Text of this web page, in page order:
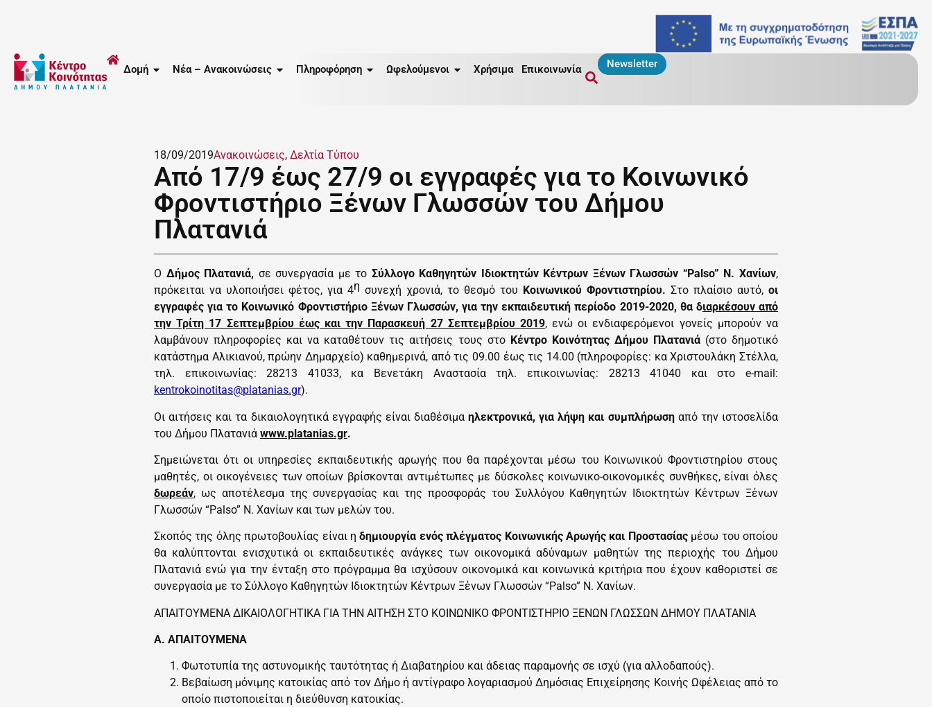
Δομή Νέα – Ανακοινώσεις Πληροφόρηση Ωφελούμενοι Χρήσιμα Επικοινωνία Newsletter
18/09/2019Ανακοινώσεις, Δελτία Τύπου
Από 17/9 έως 27/9 οι εγγραφές για το Κοινωνικό
Φροντιστήριο Ξένων Γλωσσών του Δήμου
Πλατανιά
Ο Δήμος Πλατανιά, σε συνεργασία με το Σύλλογο Καθηγητών Ιδιοκτητών Κέντρων Ξένων Γλωσσών “Palso” Ν. Χανίων,
πρόκειται να υλοποιήσει φέτος, για 4η συνεχή χρονιά, το θεσμό του Κοινωνικού Φροντιστηρίου. Στο πλαίσιο αυτό, οι
εγγραφές για το Κοινωνικό Φροντιστήριο Ξένων Γλωσσών, για την εκπαιδευτική περίοδο 2019-2020, θα διαρκέσουν από
την Τρίτη 17 Σεπτεμβρίου έως και την Παρασκευή 27 Σεπτεμβρίου 2019, ενώ οι ενδιαφερόμενοι γονείς μπορούν να
λαμβάνουν πληροφορίες και να καταθέτουν τις αιτήσεις τους στο Κέντρο Κοινότητας Δήμου Πλατανιά(στο δημοτικό
κατάστημα Αλικιανού, πρώην Δημαρχείο) καθημερινά, από τις 09.00 έως τις 14.00 (πληροφορίες: κα Χριστουλάκη Στέλλα,
τηλ. επικοινωνίας: 28213 41033, κα Βενετάκη Αναστασία τηλ. επικοινωνίας: 28213 41040 και στο e-mail:
kentrokoinotitas@platanias.gr).
Οι αιτήσεις και τα δικαιολογητικά εγγραφής είναι διαθέσιμαηλεκτρονικά, για λήψη και συμπλήρωσηαπό την ιστοσελίδα
του Δήμου Πλατανιά www.platanias.gr.
Σημειώνεται ότι οι υπηρεσίες εκπαιδευτικής αρωγής που θα παρέχονται μέσω του Κοινωνικού Φροντιστηρίου στους
μαθητές, οι οικογένειες των οποίων βρίσκονται αντιμέτωπες με δύσκολες κοινωνικο-οικονομικές συνθήκες, είναι όλες
δωρεάν, ως αποτέλεσμα της συνεργασίας και της προσφοράς του Συλλόγου Καθηγητών Ιδιοκτητών Κέντρων Ξένων
Γλωσσών “Palso” Ν. Χανίων και των μελών του.
Σκοπός της όλης πρωτοβουλίας είναι ηδημιουργία ενός πλέγματος Κοινωνικής Αρωγής και Προστασίαςμέσω του οποίου
θα καλύπτονται ενισχυτικά οι εκπαιδευτικές ανάγκες των οικονομικά αδύναμων μαθητών της περιοχής του Δήμου
Πλατανιά ενώ για την ένταξη στο πρόγραμμα θα ισχύσουν οικονομικά και κοινωνικά κριτήρια που έχουν καθοριστεί σε
συνεργασία με το Σύλλογο Καθηγητών Ιδιοκτητών Κέντρων Ξένων Γλωσσών “Palso” Ν. Χανίων.
ΑΠΑΙΤΟΥΜΕΝΑ ΔΙΚΑΙΟΛΟΓΗΤΙΚΑ ΓΙΑ ΤΗΝ ΑΙΤΗΣΗ ΣΤΟ ΚΟΙΝΩΝΙΚΟ ΦΡΟΝΤΙΣΤΗΡΙΟ ΞΕΝΩΝ ΓΛΩΣΣΩΝ ΔΗΜΟΥ ΠΛΑΤΑΝΙΑ
Α. ΑΠΑΙΤΟΥΜΕΝΑ
Φωτοτυπία της αστυνομικής ταυτότητας ή Διαβατηρίου και άδειας παραμονής σε ισχύ (για αλλοδαπούς).
Βεβαίωση μόνιμης κατοικίας από τον Δήμο ή αντίγραφο λογαριασμού Δημόσιας Επιχείρησης Κοινής Ωφέλειας από το
οποίο πιστοποιείται η διεύθυνση κατοικίας.